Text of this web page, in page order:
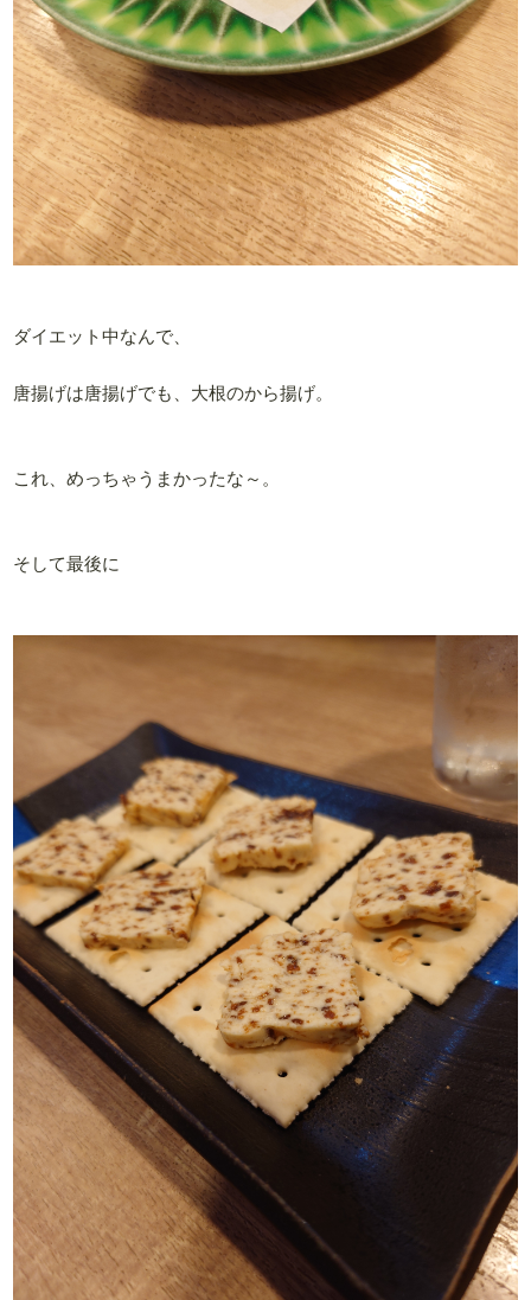
ダイエット中なんで、
唐揚げは唐揚げでも、大根のから揚げ。
これ、めっちゃうまかったな～。
そして最後に